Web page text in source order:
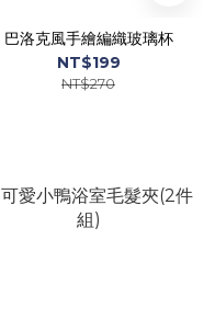
巴洛克風手繪編織玻璃杯
NT$199
NT$270